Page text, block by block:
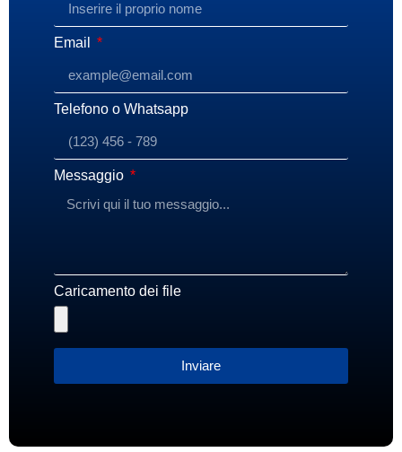
Email
Telefono o Whatsapp
Messaggio
Caricamento dei file
Inviare